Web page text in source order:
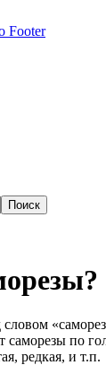
Footer
саморезы по
редкая, и т.п.